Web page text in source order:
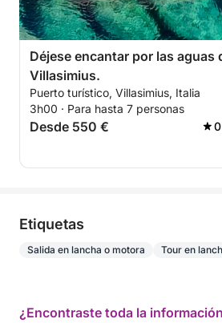
Déjese encantar por las aguas
Villasimius.
Puerto turístico, Villasimius, Italia
3h00 · Para hasta 7 personas
Desde 550 €
Etiquetas
Salida en lancha o motora Tour en
¿Encontraste toda la